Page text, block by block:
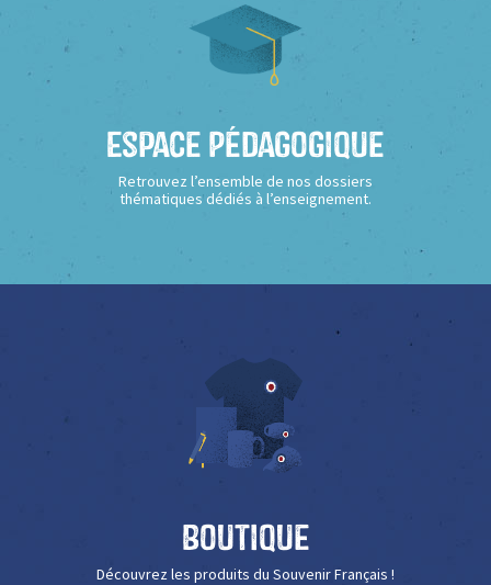
Espace Pédagogique
Retrouvez l’ensemble de nos dossiers
thématiques dédiés à l’enseignement.
Boutique
Découvrez les produits du Souvenir Français !